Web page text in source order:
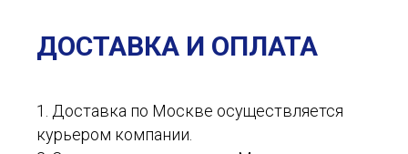
ДОСТАВКА И ОПЛАТА
1. Доставка по Москве осуществляется
курьером компании.